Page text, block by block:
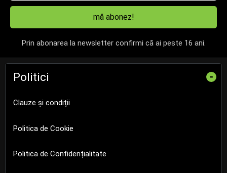
mă abonez!
Prin abonarea la newsletter confirmi că ai peste 16 ani.
Politici -
Clauze și condiții
Politica de Cookie
Politica de Confidențialitate